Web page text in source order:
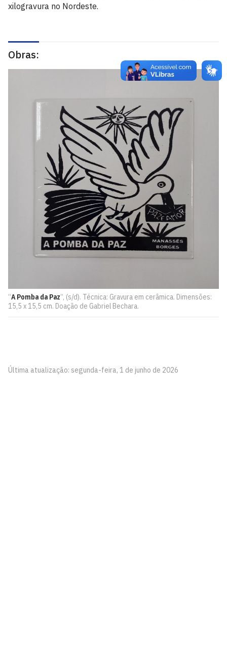
xilogravura no Nordeste.
Obras:
“A Pomba da Paz“, (s/d). Técnica: Gravura em cerâmica. Dimensões:
15,5 x 15,5 cm. Doação de Gabriel Bechara.
Última atualização: segunda-feira, 1 de junho de 2026